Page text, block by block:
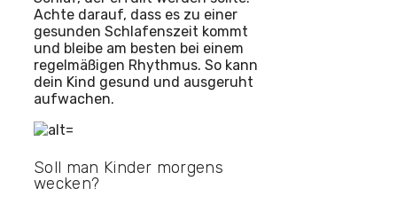
Achte darauf, dass es zu einer
gesunden Schlafenszeit kommt
und bleibe am besten bei einem
regelmäßigen Rhythmus. So kann
dein Kind gesund und ausgeruht
aufwachen.
Soll man Kinder morgens
wecken?